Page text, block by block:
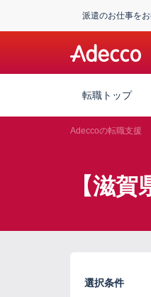
派遣のお仕事を
転職トップ
Adeccoの転職支援
【滋
選択条件